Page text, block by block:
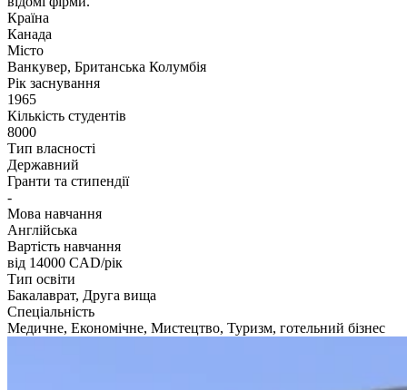
Країна
Канада
Місто
Ванкувер, Британська Колумбія
Рік заснування
1965
Кількість студентів
8000
Тип власності
Державний
Гранти та стипендії
-
Мова навчання
Англійська
Вартість навчання
від 14000 CAD/рік
Тип освіти
Бакалаврат, Друга вища
Спеціальність
Медичне, Економічне, Мистецтво, Туризм, готельний бізнес